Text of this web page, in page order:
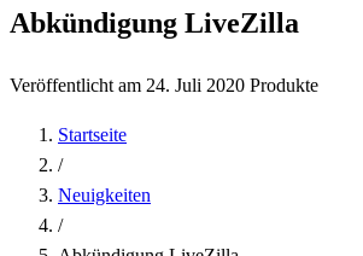
Abkündigung LiveZilla
Veröffentlicht am 24. Juli 2020 Produkte
Startseite
/
Neuigkeiten
/